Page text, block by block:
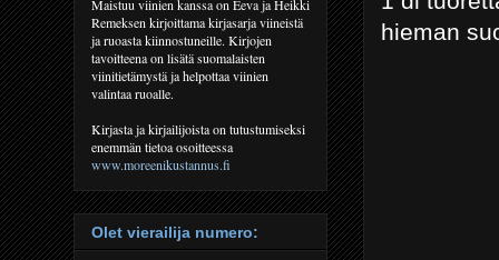
hieman
Maistuu viinien kanssa on Eeva ja Heikki
Remeksen kirjoittama kirjasarja viineistä
ja ruoasta kiinnostuneille. Kirjojen
tavoitteena on lisätä suomalaisten
viinitietämystä ja helpottaa viinien
valintaa ruoalle.
Kirjasta ja kirjailijoista on tutustumiseksi
enemmän tietoa osoitteessa
www.moreenikustannus.fi
Olet vierailija numero: